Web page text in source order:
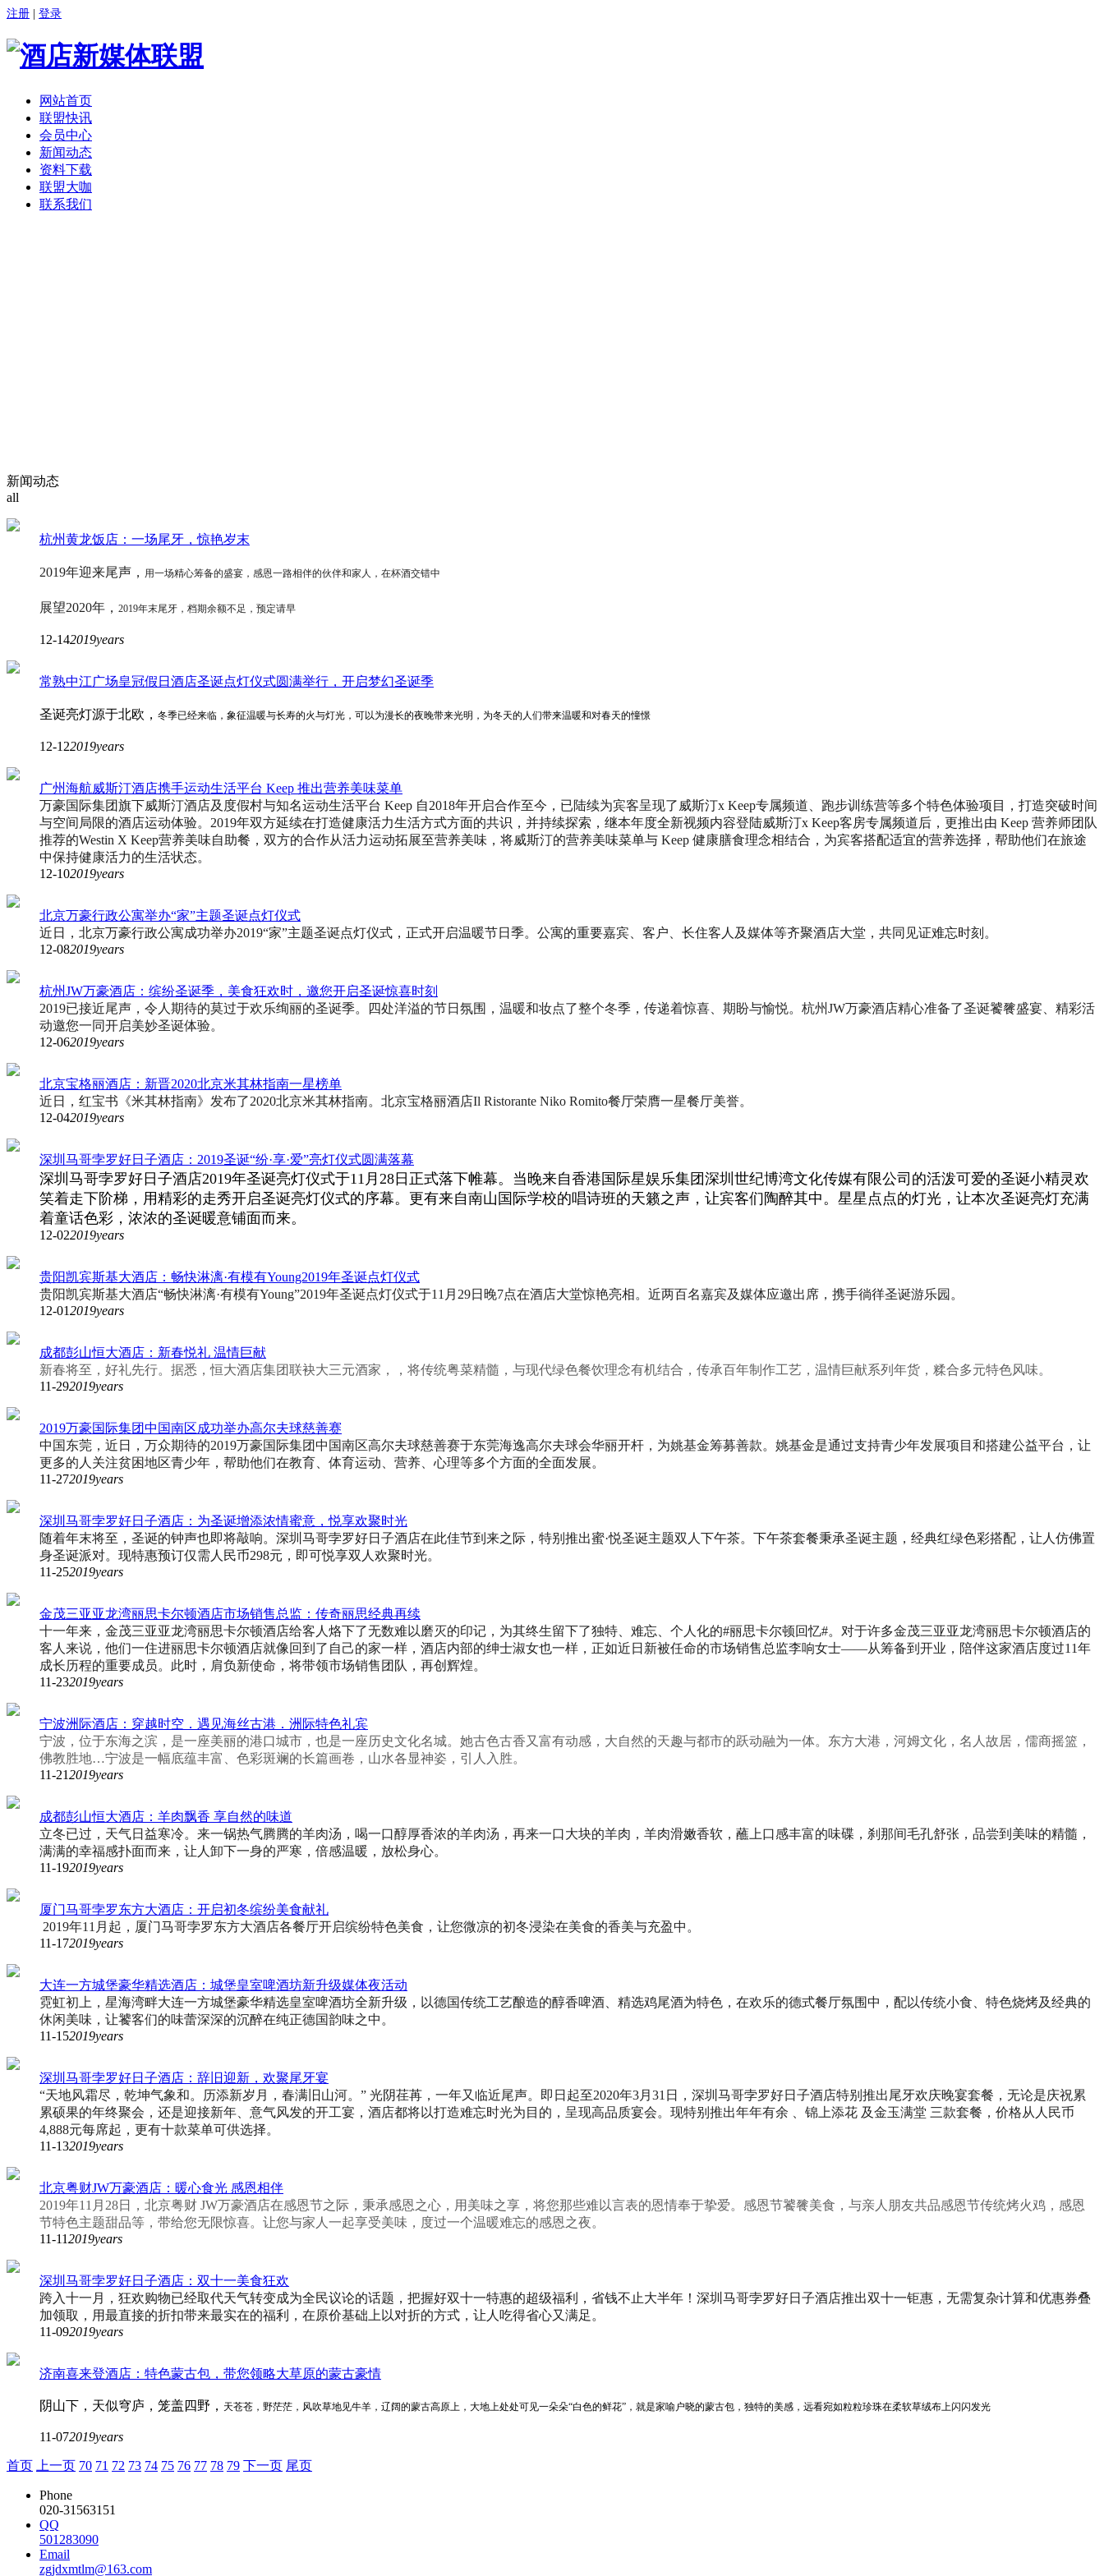
注册 登录
网站首页
联盟快讯
会员中心
新闻动态
资料下载
联盟大咖
联系我们
新闻动态
all
杭州黄龙饭店：一场尾牙，惊艳岁末
2019年迎来尾声， 用一场精心筹备的盛宴， 感恩一路相伴的伙伴和家人， 在杯酒交错中
展望2020年， 2019年末尾牙， 档期余额不足， 预定请早
12-142019years
常熟中江广场皇冠假日酒店圣诞点灯仪式圆满举行，开启梦幻圣诞季
圣诞亮灯源于北欧， 冬季已经来临， 象征温暖与长寿的火与灯光， 可以为漫长的夜晚带来光明， 为冬天的人们带来温暖和对春天的憧憬
12-122019years
广州海航威斯汀酒店携手运动生活平台 Keep 推出营养美味菜单
万豪国际集团旗下威斯汀酒店及度假村与知名运动生活平台 Keep 自2018年开启合作至今，已陆续为宾客呈现了威斯汀x Keep专属频道、跑步训练营等多个特色体验项目，打造突破时间
与空间局限的酒店运动体验。2019年双方延续在打造健康活力生活方式方面的共识，并持续探索，继本年度全新视频内容登陆威斯汀x Keep客房专属频道后，更推出由 Keep 营养师团队
推荐的Westin X Keep营养美味自助餐，双方的合作从活力运动拓展至营养美味，将威斯汀的营养美味菜单与 Keep 健康膳食理念相结合，为宾客搭配适宜的营养选择，帮助他们在旅途
中保持健康活力的生活状态。
12-102019years
北京万豪行政公寓举办“家”主题圣诞点灯仪式
近日，北京万豪行政公寓成功举办2019“家”主题圣诞点灯仪式，正式开启温暖节日季。公寓的重要嘉宾、客户、长住客人及媒体等齐聚酒店大堂，共同见证难忘时刻。
12-082019years
杭州JW万豪酒店：缤纷圣诞季，美食狂欢时，邀您开启圣诞惊喜时刻
2019已接近尾声，令人期待的莫过于欢乐绚丽的圣诞季。四处洋溢的节日氛围，温暖和妆点了整个冬季，传递着惊喜、期盼与愉悦。杭州JW万豪酒店精心准备了圣诞饕餮盛宴、精彩活
动邀您一同开启美妙圣诞体验。
12-062019years
北京宝格丽酒店：新晋2020北京米其林指南一星榜单
近日，红宝书《米其林指南》发布了2020北京米其林指南。北京宝格丽酒店Il Ristorante Niko Romito餐厅荣膺一星餐厅美誉。
12-042019years
深圳马哥孛罗好日子酒店：2019圣诞“纷·享·爱”亮灯仪式圆满落幕
深圳马哥孛罗好日子酒店2019年圣诞亮灯仪式于11月28日正式落下帷幕。当晚来自香港国际星娱乐集团深圳世纪博湾文化传媒有限公司的活泼可爱的圣诞小精灵欢
笑着走下阶梯，用精彩的走秀开启圣诞亮灯仪式的序幕。更有来自南山国际学校的唱诗班的天籁之声，让宾客们陶醉其中。星星点点的灯光，让本次圣诞亮灯充满
着童话色彩，浓浓的圣诞暖意铺面而来。
12-022019years
贵阳凯宾斯基大酒店：畅快淋漓·有模有Young2019年圣诞点灯仪式
贵阳凯宾斯基大酒店“畅快淋漓·有模有Young”2019年圣诞点灯仪式于11月29日晚7点在酒店大堂惊艳亮相。近两百名嘉宾及媒体应邀出席，携手徜徉圣诞游乐园。
12-012019years
成都彭山恒大酒店：新春悦礼 温情巨献
新春将至，好礼先行。据悉，恒大酒店集团联袂大三元酒家，，将传统粤菜精髓，与现代绿色餐饮理念有机结合，传承百年制作工艺，温情巨献系列年货，糅合多元特色风味。
11-292019years
2019万豪国际集团中国南区成功举办高尔夫球慈善赛
中国东莞 ，近日，万众期待的2019万豪国际集团中国南区高尔夫球慈善赛于东莞海逸高尔夫球会华丽开杆，为姚基金筹募善款。姚基金是通过支持青少年发展项目和搭建公益平台，让
更多的人关注贫困地区青少年，帮助他们在教育、体育运动、营养、心理等多个方面的全面发展。
11-272019years
深圳马哥孛罗好日子酒店：为圣诞增添浓情蜜意，悦享欢聚时光
随着年末将至，圣诞的钟声也即将敲响。深圳马哥孛罗好日子酒店在此佳节到来之际，特别推出蜜·悦圣诞主题双人下午茶。下午茶套餐秉承圣诞主题，经典红绿色彩搭配，让人仿佛置
身圣诞派对。现特惠预订仅需人民币298元，即可悦享双人欢聚时光。
11-252019years
金茂三亚亚龙湾丽思卡尔顿酒店市场销售总监：传奇丽思经典再续
十一年来，金茂三亚亚龙湾丽思卡尔顿酒店给客人烙下了无数难以磨灭的印记，为其终生留下了独特、难忘、个人化的#丽思卡尔顿回忆#。对于许多金茂三亚亚龙湾丽思卡尔顿酒店的
客人来说，他们一住进丽思卡尔顿酒店就像回到了自己的家一样，酒店内部的绅士淑女也一样，正如近日新被任命的市场销售总监李响女士——从筹备到开业，陪伴这家酒店度过11年
成长历程的重要成员。此时，肩负新使命，将带领市场销售团队，再创辉煌。
11-232019years
宁波洲际酒店：穿越时空．遇见海丝古港．洲际特色礼宾
宁波，位于东海之滨，是一座美丽的港口城市，也是一座历史文化名城。她古色古香又富有动感，大自然的天趣与都市的跃动融为一体。东方大港，河姆文化，名人故居，儒商摇篮，
佛教胜地…宁波是一幅底蕴丰富、色彩斑斓的长篇画卷，山水各显神姿，引人入胜。
11-212019years
成都彭山恒大酒店：羊肉飘香 享自然的味道
立冬已过，天气日益寒冷。来一锅热气腾腾的羊肉汤，喝一口醇厚香浓的羊肉汤，再来一口大块的羊肉，羊肉滑嫩香软，蘸上口感丰富的味碟，刹那间毛孔舒张，品尝到美味的精髓，
满满的幸福感扑面而来，让人卸下一身的严寒，倍感温暖，放松身心。
11-192019years
厦门马哥孛罗东方大酒店：开启初冬缤纷美食献礼
2019年11月起，厦门马哥孛罗东方大酒店各餐厅开启缤纷特色美食，让您微凉的初冬浸染在美食的香美与充盈中。
11-172019years
大连一方城堡豪华精选酒店：城堡皇室啤酒坊新升级媒体夜活动
霓虹初上，星海湾畔大连一方城堡豪华精选皇室啤酒坊全新升级，以德国传统工艺酿造的醇香啤酒、精选鸡尾酒为特色，在欢乐的德式餐厅氛围中，配以传统小食、特色烧烤及经典的
休闲美味，让饕客们的味蕾深深的沉醉在纯正德国韵味之中。
11-152019years
深圳马哥孛罗好日子酒店：辞旧迎新，欢聚尾牙宴
“天地风霜尽，乾坤气象和。历添新岁月，春满旧山河。” 光阴荏苒，一年又临近尾声。即日起至2020年3月31日，深圳马哥孛罗好日子酒店特别推出尾牙欢庆晚宴套餐，无论是庆祝累
累硕果的年终聚会，还是迎接新年、意气风发的开工宴，酒店都将以打造难忘时光为目的，呈现高品质宴会。现特别推出年年有余 、锦上添花 及金玉满堂 三款套餐，价格从人民币
4,888元每席起，更有十款菜单可供选择。
11-132019years
北京粤财JW万豪酒店：暖心食光 感恩相伴
2019年11月28日，北京粤财 JW万豪酒店在感恩节之际，秉承感恩之心，用美味之享，将您那些难以言表的恩情奉于挚爱。感恩节饕餮美食，与亲人朋友共品感恩节传统烤火鸡，感恩
节特色主题甜品等，带给您无限惊喜。让您与家人一起享受美味，度过一个温暖难忘的感恩之夜。
11-112019years
深圳马哥孛罗好日子酒店：双十一美食狂欢
跨入十一月，狂欢购物已经取代天气转变成为全民议论的话题，把握好双十一特惠的超级福利，省钱不止大半年！深圳马哥孛罗好日子酒店推出双十一钜惠，无需复杂计算和优惠券叠
加领取，用最直接的折扣带来最实在的福利，在原价基础上以对折的方式，让人吃得省心又满足。
11-092019years
济南喜来登酒店：特色蒙古包，带您领略大草原的蒙古豪情
阴山下，天似穹庐，笼盖四野， 天苍苍，野茫茫，风吹草地见牛羊， 辽阔的蒙古高原上， 大地上处处可见一朵朵“白色的鲜花”， 就是家喻户晓的蒙古包， 独特的美感， 远看宛如粒粒珍珠在柔软草绒布上闪闪发光
11-072019years
首页 上一页 70 71 72 73 74 75 76 77 78 79 下一页 尾页
Phone
020-31563151
QQ
501283090
Email
zgjdxmtlm@163.com